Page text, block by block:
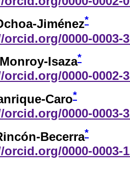
Jiménez*
0000-0003-
Isaza*
0000-0002-
Caro*
0000-0003-
Becerra*
0000-0003-